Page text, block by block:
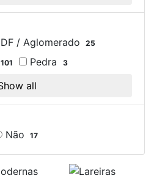
/ Aglomerado 25
101 Pedra 3
all
Não 17